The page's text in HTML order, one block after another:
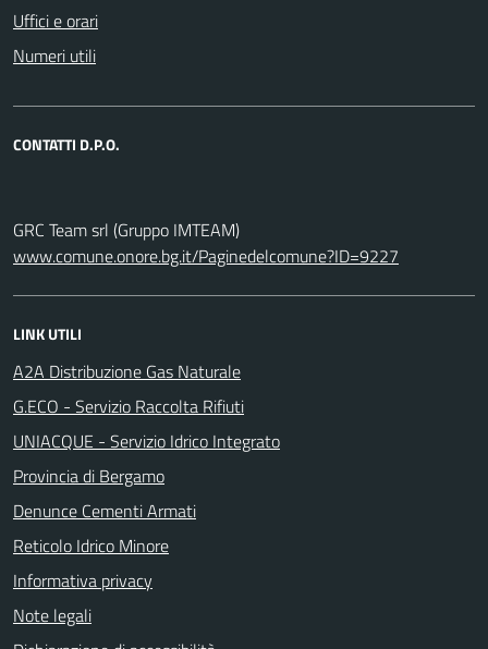
Uffici e orari
Numeri utili
CONTATTI D.P.O.
GRC Team srl (Gruppo IMTEAM)
www.comune.onore.bg.it/Paginedelcomune?ID=9227
LINK UTILI
A2A Distribuzione Gas Naturale
G.ECO - Servizio Raccolta Rifiuti
UNIACQUE - Servizio Idrico Integrato
Provincia di Bergamo
Denunce Cementi Armati
Reticolo Idrico Minore
Informativa privacy
Note legali